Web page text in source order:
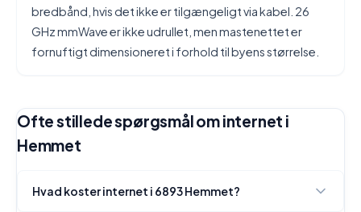
bredbånd, hvis det ikke er tilgængeligt via kabel. 26
GHz mmWave er ikke udrullet, men mastenettet er
fornuftigt dimensioneret i forhold til byens størrelse.
Ofte stillede spørgsmål om internet i
Hemmet
Hvad koster internet i 6893 Hemmet?